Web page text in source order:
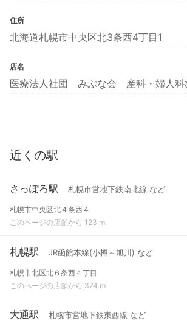
住所
北海道札幌市中央区北3条西4丁目1
店名
医療法人社団 みぶな会 産科・婦人科
近くの駅
さっぽろ駅 札幌市営地下鉄南北線 など
札幌市中央区北４条西４
このページの店舗から 123 m
札幌駅 JR函館本線(小樽～旭川) など
札幌市北区北６条西４丁目
このページの店舗から 374 m
大通駅 札幌市営地下鉄東西線 など